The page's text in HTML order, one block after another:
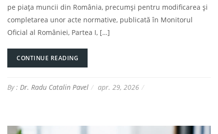
pe piaţa muncii din România, precumşi pentru modificarea şi
completarea unor acte normative, publicată în Monitorul
Oficial al României, Partea I, […]
CONTINUE READING
By : Dr. Radu Catalin Pavel apr. 29, 2026